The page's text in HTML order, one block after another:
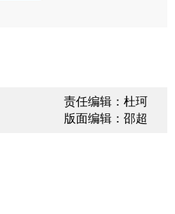
责任编辑：杜珂
版面编辑：邵超